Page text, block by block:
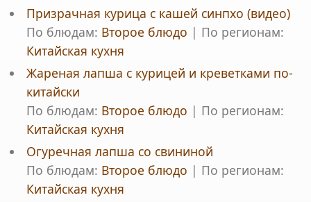
Призрачная курица с кашей синпхо (видео)
По блюдам: Второе блюдо | По регионам:
Китайская кухня
Жареная лапша с курицей и креветками по-
китайски
По блюдам: Второе блюдо | По регионам:
Китайская кухня
Огуречная лапша со свининой
По блюдам: Второе блюдо | По регионам:
Китайская кухня